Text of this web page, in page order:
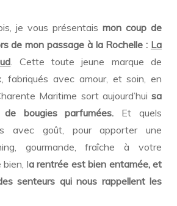
intérieur
avec
bougies
de
la
je vous présentais mon coup de
de mon passage à la Rochelle : La
. Cette toute jeune marque de
fabriqués avec amour, et soin, en
Maritime sort aujourd’hui sa
bougies parfumées. Et quels
avec goût, pour apporter une
gourmande, fraîche à votre
bien, la rentrée est bien entamée, et
senteurs qui nous rappellent les